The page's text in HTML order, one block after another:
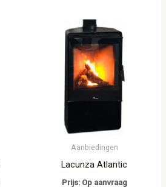
Aanbiedingen
Lacunza Atlantic
Prijs: Op aanvraag